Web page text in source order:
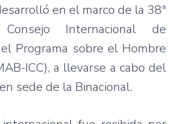
en el marco de la 38ª
Internacional de
Programa sobre el Hombre
ICC), a llevarse a cabo del
sede de la Binacional.